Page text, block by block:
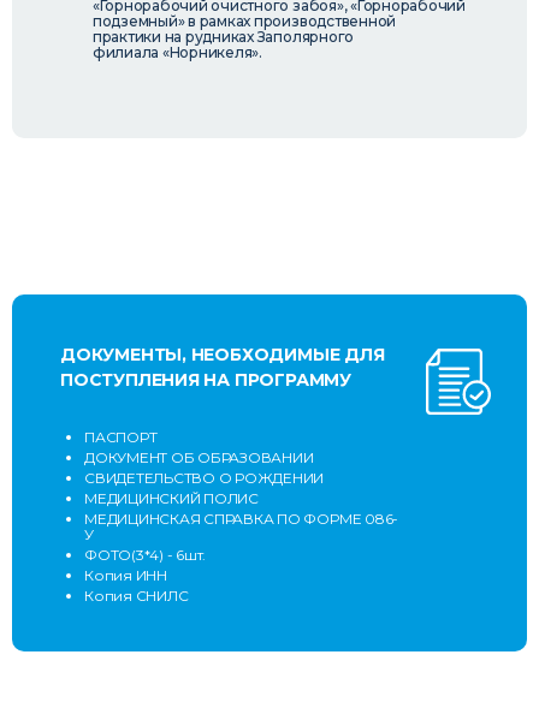
«Горнорабочий очистного забоя», «Горнорабочий
подземный» в рамках производственной
практики на рудниках Заполярного
филиала «Норникеля».
ДОКУМЕНТЫ, НЕОБХОДИМЫЕ ДЛЯ
ПОСТУПЛЕНИЯ НА ПРОГРАММУ
ПАСПОРТ
ДОКУМЕНТ ОБ ОБРАЗОВАНИИ
СВИДЕТЕЛЬСТВО О РОЖДЕНИИ
МЕДИЦИНСКИЙ ПОЛИС
МЕДИЦИНСКАЯ СПРАВКА ПО ФОРМЕ 086-
У
ФОТО(3*4) - 6шт.
Копия ИНН
Копия СНИЛС